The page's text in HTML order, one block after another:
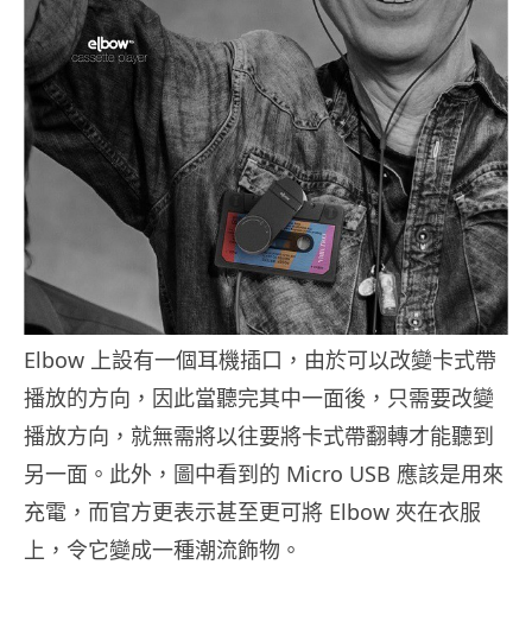
Elbow 上設有一個耳機插口，由於可以改變卡式帶
播放的方向，因此當聽完其中一面後，只需要改變
播放方向，就無需將以往要將卡式帶翻轉才能聽到
另一面。此外，圖中看到的 Micro USB 應該是用來
充電，而官方更表示甚至更可將 Elbow 夾在衣服
上，令它變成一種潮流飾物。